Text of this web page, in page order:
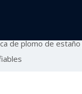
Premium
de plomo de